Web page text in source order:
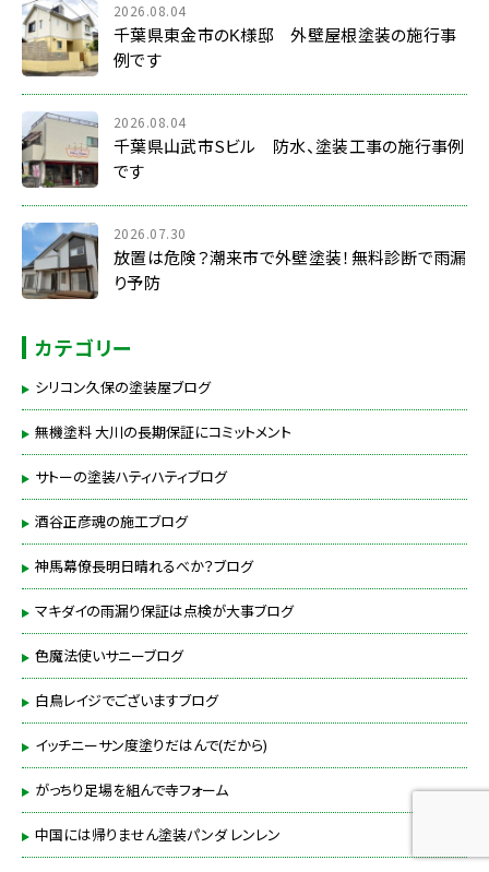
2026.08.04
千葉県東金市のK様邸 外壁屋根塗装の施行事
例です
2026.08.04
千葉県山武市Sビル 防水、塗装工事の施行事例
です
2026.07.30
放置は危険？潮来市で外壁塗装！無料診断で雨漏
り予防
カテゴリー
シリコン久保の塗装屋ブログ
無機塗料 大川の長期保証にコミットメント
サトーの塗装ハティハティブログ
酒谷正彦魂の施工ブログ
神馬幕僚長明日晴れるべか？ブログ
マキダイの雨漏り保証は点検が大事ブログ
色魔法使いサニーブログ
白鳥レイジでございますブログ
イッチニーサン度塗りだはんで(だから)
がっちり足場を組んで寺フォーム
中国には帰りません塗装パンダ レンレン